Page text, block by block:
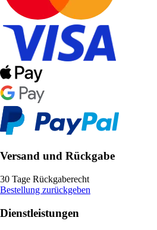
Versand und Rückgabe
30 Tage Rückgaberecht
Bestellung zurückgeben
Dienstleistungen